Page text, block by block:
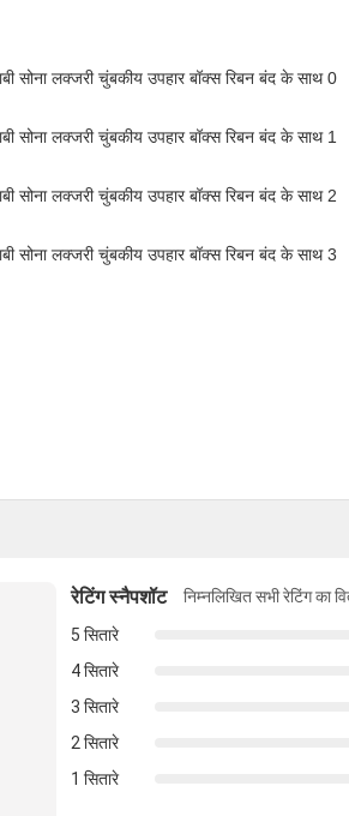
रेटिंग स्नैपशॉट
निम्नलिखित सभी रेटिंग का
5 सितारे
4 सितारे
3 सितारे
2 सितारे
1 सितारे